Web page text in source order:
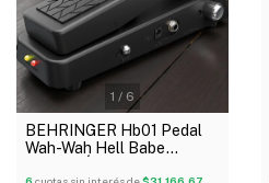
1 / 6
BEHRINGER Hb01 Pedal
Wah-Wah Hell Babe